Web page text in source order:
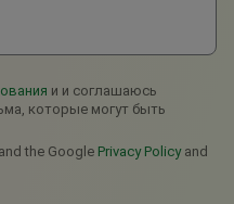
и и соглашаюсь
которые могут быть
the Google Privacy Policyand